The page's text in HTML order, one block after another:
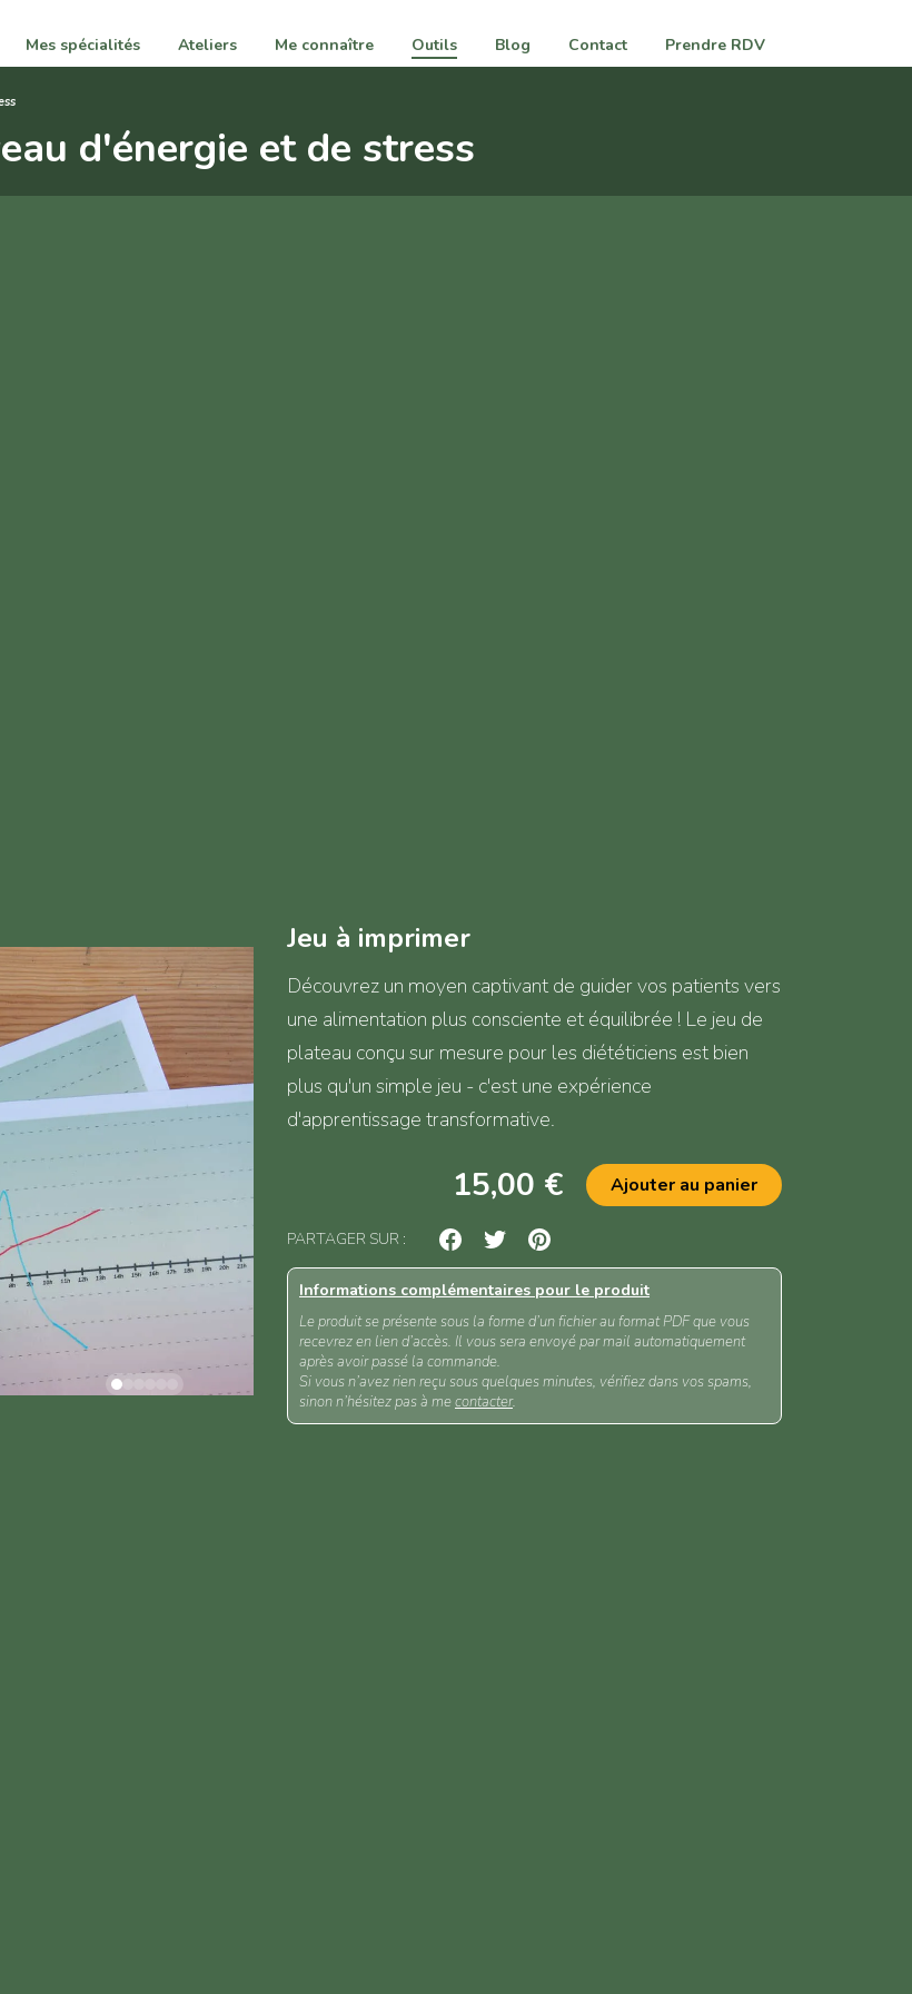
Mes spécialités Ateliers Me connaître Outils Blog Contact Prendre RDV
d'énergie et de stress
Jeu à imprimer
Découvrez un moyen captivant de guider vos patients vers
une alimentation plus consciente et équilibrée ! Le jeu de
plateau conçu sur mesure pour les diététiciens est bien
plus qu'un simple jeu - c'est une expérience
d'apprentissage transformative.
15,00 € Ajouter au panier
PARTAGER SUR :
Informations complémentaires pour le produit
Le produit se présente sous la forme d’un fichier au format PDF que vous
recevrez en lien d’accès. Il vous sera envoyé par mail automatiquement
après avoir passé la commande.
Si vous n’avez rien reçu sous quelques minutes, vérifiez dans vos spams,
sinon n’hésitez pas à mecontacter.